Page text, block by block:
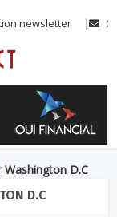
newsletter
Washington D.C
D.C